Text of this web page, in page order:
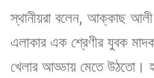
স্থানীয়রা বলেন, আক্কাছ আলী
এলাকার এক শ্রেণীর যুবক
খেলার আড্ডায় মেতে